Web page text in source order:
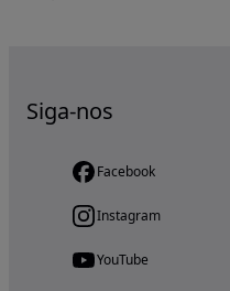
Siga-nos
Facebook
Instagram
YouTube